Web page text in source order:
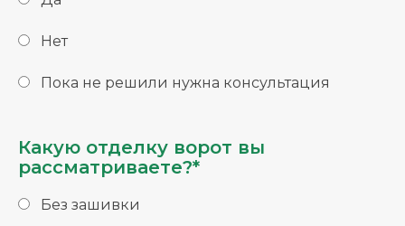
Нет
Пока не решили нужна консультация
Какую отделку ворот вы
рассматриваете?*
Без зашивки